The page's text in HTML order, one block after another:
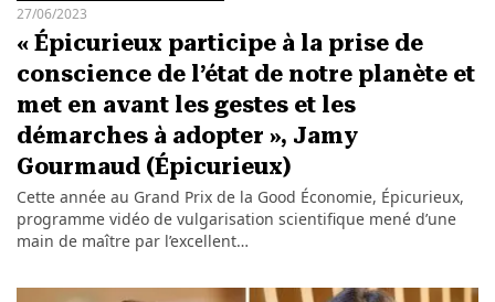
27/06/2023
« Épicurieux participe à la prise de
conscience de l’état de notre planète et
met en avant les gestes et les
démarches à adopter », Jamy
Gourmaud (Épicurieux)
Cette année au Grand Prix de la Good Économie, Épicurieux,
programme vidéo de vulgarisation scientifique mené d’une
main de maître par l’excellent…